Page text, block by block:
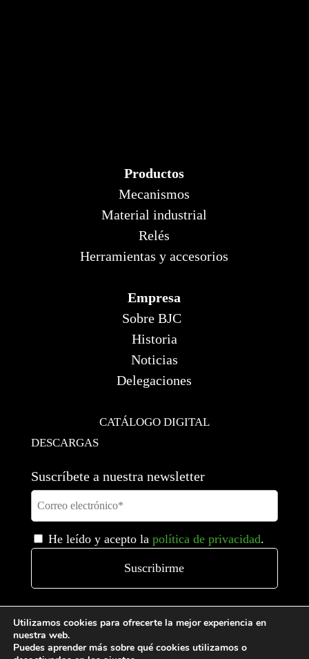
Productos
Mecanismos
Material industrial
Relés
Herramientas y accesorios
Empresa
Sobre BJC
Historia
Noticias
Delegaciones
CATÁLOGO DIGITAL
DESCARGAS
Suscríbete a nuestra newsletter
He leído y acepto la política de privacidad.
Utilizamos cookies para ofrecerte la mejor experiencia en
nuestra web.
Puedes aprender más sobre qué cookies utilizamos o